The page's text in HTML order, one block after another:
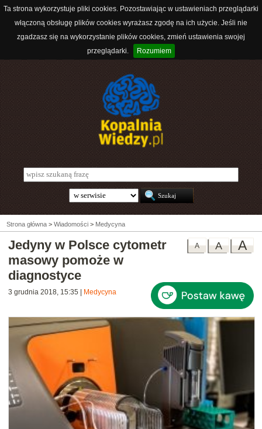
Ta strona wykorzystuje pliki cookies. Pozostawiając w ustawieniach przeglądarki
włączoną obsługę plików cookies wyrażasz zgodę na ich użycie. Jeśli nie
zgadzasz się na wykorzystanie plików cookies, zmień ustawienia swojej
przeglądarki.
Rozumiem
Strona główna > Wiadomości > Medycyna
A
A
A
Jedyny w Polsce cytometr
masowy pomoże w
diagnostyce
3 grudnia 2018, 15:35 Medycyna